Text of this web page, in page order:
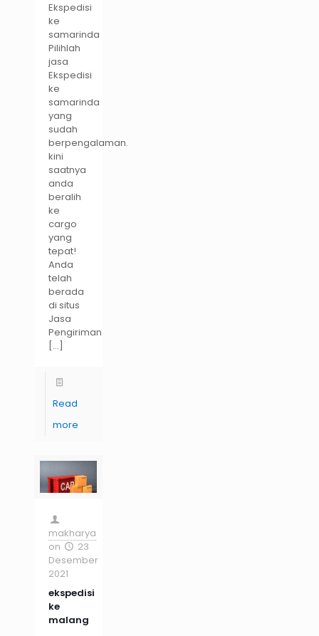
Ekspedisi
ke
samarinda
Pilihlah
jasa
Ekspedisi
ke
samarinda
yang
sudah
berpengalaman.
kini
saatnya
anda
beralih
ke
cargo
yang
tepat!
Anda
telah
berada
di situs
Jasa
Pengiriman
[…]
Read
more
makharya
on
23
Desember
2021
ekspedisi
ke
malang